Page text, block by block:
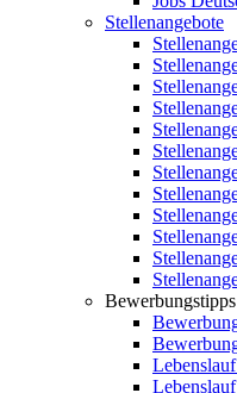
Stellenangebote
Bewerbungstipps